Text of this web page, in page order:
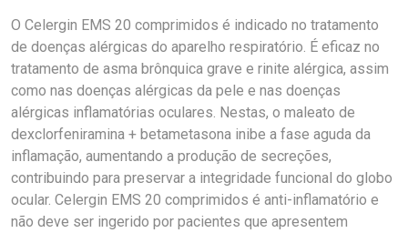
O Celergin EMS 20 comprimidos é indicado no tratamento
de doenças alérgicas do aparelho respiratório. É eficaz no
tratamento de asma brônquica grave e rinite alérgica, assim
como nas doenças alérgicas da pele e nas doenças
alérgicas inflamatórias oculares. Nestas, o maleato de
dexclorfeniramina + betametasona inibe a fase aguda da
inflamação, aumentando a produção de secreções,
contribuindo para preservar a integridade funcional do globo
ocular. Celergin EMS 20 comprimidos é anti-inflamatório e
não deve ser ingerido por pacientes que apresentem